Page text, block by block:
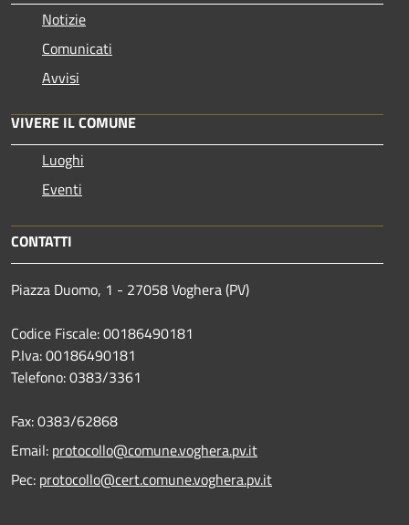
Notizie
Comunicati
Avvisi
VIVERE IL COMUNE
Luoghi
Eventi
CONTATTI
Piazza Duomo, 1 - 27058 Voghera (PV)
Codice Fiscale: 00186490181
P.Iva: 00186490181
Telefono:0383/3361
Fax:0383/62868
Email: protocollo@comune.voghera.pv.it
Pec: protocollo@cert.comune.voghera.pv.it